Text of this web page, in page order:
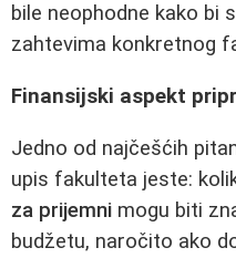
bile neophodne kako bi
zahtevima konkretnog
Finansijski aspekt
Jedno od najčešćih
upis fakulteta jeste:
za prijemni mogu biti
budžetu, naročito ako